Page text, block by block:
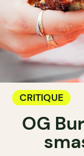
CRITIQUE
OG